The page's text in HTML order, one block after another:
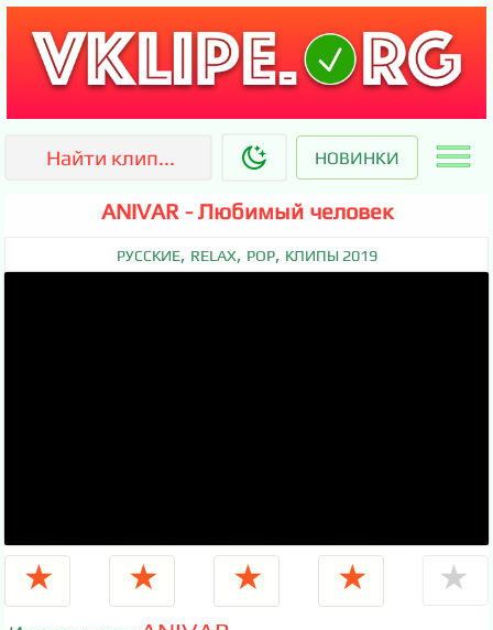
НОВИНКИ
ANIVAR - Любимый человек
РУССКИЕ, RELAX, POP, КЛИПЫ 2019
★ ★ ★ ★ ★